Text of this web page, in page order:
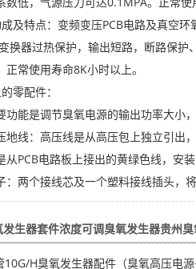
及特点：变频变压PCB电路及真空
换器过热保护，输出短路，断路保
正常使用寿命8K小时以上。
零配件：
功能是调节臭氧电源的输出功率大小
地线：高压线是从高压包上独立引出
从PCB电路板上接出的黄绿色线，安
：两个接线芯及一个塑料接线插头，
发生器套件浓度可调臭氧发生器贵州
H臭氧发生器配件（臭氧高压电源